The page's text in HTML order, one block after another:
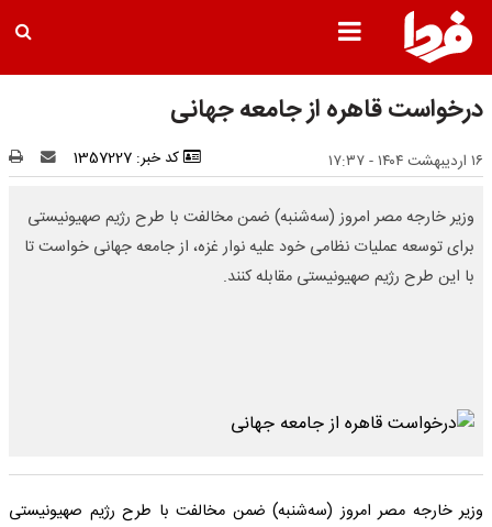
درخواست قاهره از جامعه جهانی
۱۶ اردیبهشت ۱۴۰۴ - ۱۷:۳۷ کد خبر: 1357227
وزیر خارجه مصر امروز (سه‌شنبه) ضمن مخالفت با طرح رژیم صهیونیستی
برای توسعه عملیات نظامی خود علیه نوار غزه، از جامعه جهانی خواست تا
با این طرح رژیم صهیونیستی مقابله کنند.
وزیر خارجه مصر امروز (سه‌شنبه) ضمن مخالفت با طرح رژیم صهیونیستی